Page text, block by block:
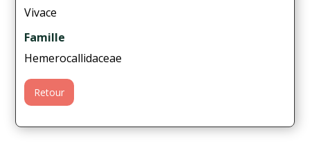
Vivace
Famille
Hemerocallidaceae
Retour